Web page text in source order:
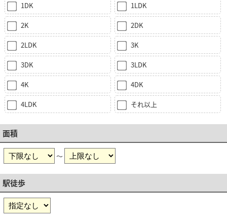
1DK 1LDK
2K 2DK
2LDK 3K
3DK 3LDK
4K 4DK
4LDK それ以上
面積
～
駅徒歩